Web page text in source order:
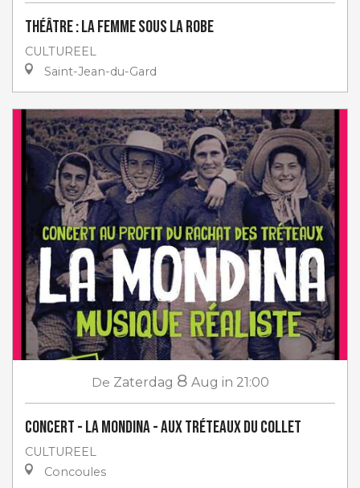
Théâtre : La femme sous la robe
CULTUREEL
Saint-Jean-du-Gard
De Zaterdag 8 Aug in 21:00
Concert - La Mondina - aux Tréteaux du Collet
CULTUREEL
Concoules